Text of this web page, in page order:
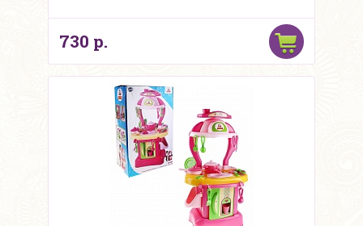
730 р.